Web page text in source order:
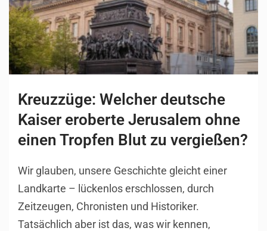
Kreuzzüge: Welcher deutsche
Kaiser eroberte Jerusalem ohne
einen Tropfen Blut zu vergießen?
Wir glauben, unsere Geschichte gleicht einer
Landkarte – lückenlos erschlossen, durch
Zeitzeugen, Chronisten und Historiker.
Tatsächlich aber ist das, was wir kennen,